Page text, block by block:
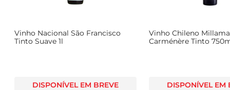
Vinho Nacional São Francisco
Tinto Suave 1l
DISPONÍVEL EM BREVE
Vinho Chileno
Carménère Tinto
DISPONÍVEL EM